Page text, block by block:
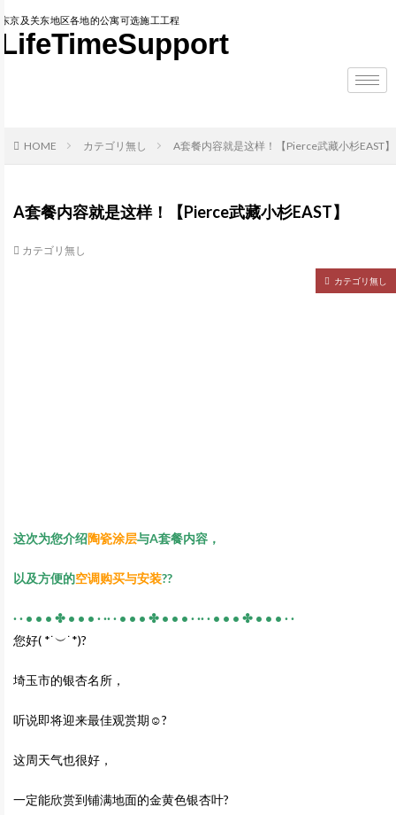
东京及关东地区各地的公寓可选施工工程
LifeTimeSupport
HOME カテゴリ無し A套餐内容就是这样！【Pierce武藏小杉EAST】
A套餐内容就是这样！【Pierce武藏小杉EAST】
カテゴリ無し
カテゴリ無し
这次为您介绍陶瓷涂层与A套餐内容，
以及方便的空调购买与安装??
· · • • • ✤ • • • · ·· · • • • ✤ • • • · ·· · • • • ✤ • • • · ·
您好( *˙︶˙*)?
埼玉市的银杏名所，
听说即将迎来最佳观赏期☺️?
这周天气也很好，
一定能欣赏到铺满地面的金黄色银杏叶?